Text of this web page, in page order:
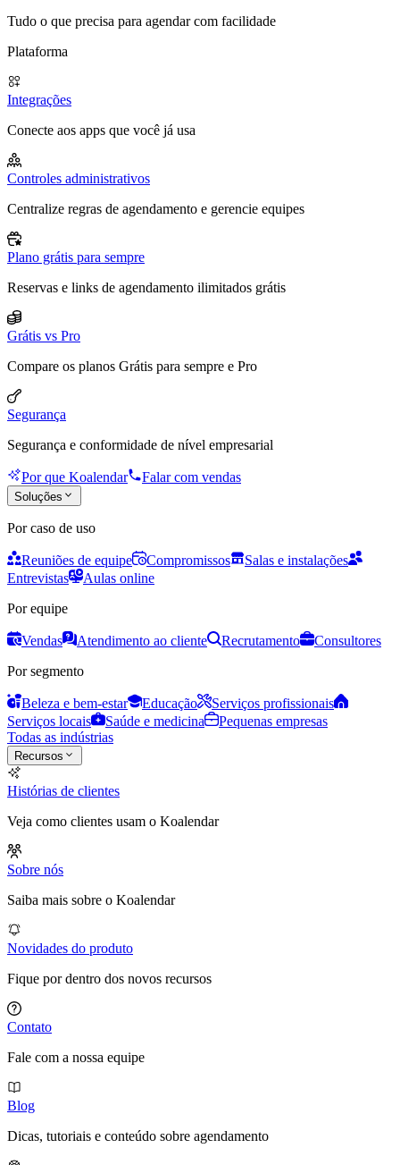
Tudo o que precisa para agendar com facilidade
Plataforma
Integrações
Conecte aos apps que você já usa
Controles administrativos
Centralize regras de agendamento e gerencie equipes
Plano grátis para sempre
Reservas e links de agendamento ilimitados grátis
Grátis vs Pro
Compare os planos Grátis para sempre e Pro
Segurança
Segurança e conformidade de nível empresarial
Por que Koalendar Falar com vendas
Soluções
Por caso de uso
Reuniões de equipe Compromissos
Salas e instalações
Entrevistas
Aulas online
Por equipe
Vendas Atendimento ao cliente Recrutamento
Consultores
Por segmento
Beleza e bem-estar Educação
Serviços profissionais
Serviços locais
Saúde e medicina
Pequenas empresas
Todas as indústrias
Recursos
Histórias de clientes
Veja como clientes usam o Koalendar
Sobre nós
Saiba mais sobre o Koalendar
Novidades do produto
Fique por dentro dos novos recursos
Contato
Fale com a nossa equipe
Blog
Dicas, tutoriais e conteúdo sobre agendamento